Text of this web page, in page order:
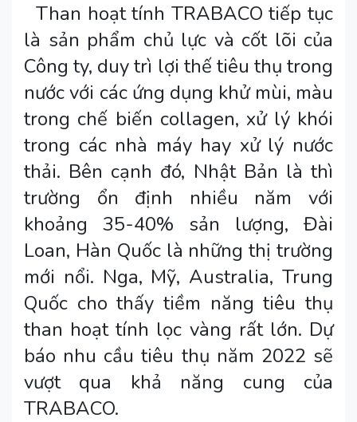
Than hoạt tính TRABACO tiếp tục
là sản phẩm chủ lực và cốt lõi của
Công ty, duy trì lợi thế tiêu thụ trong
nước với các ứng dụng khử mùi, màu
trong chế biến collagen, xử lý khói
trong các nhà máy hay xử lý nước
thải. Bên cạnh đó, Nhật Bản là thì
trường ổn định nhiều năm với
khoảng 35-40% sản lượng, Đài
Loan, Hàn Quốc là những thị trường
mới nổi. Nga, Mỹ, Australia, Trung
Quốc cho thấy tiềm năng tiêu thụ
than hoạt tính lọc vàng rất lớn. Dự
báo nhu cầu tiêu thụ năm 2022 sẽ
vượt qua khả năng cung của
TRABACO.